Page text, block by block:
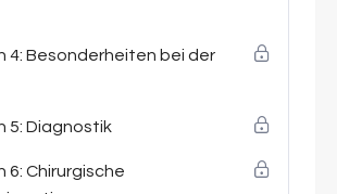
Begleitung
deinem eigenen Tempo lernen
auf einen Blick:
Erklärung von Lymphomen bei
4: Besonderheiten bei der
5: Diagnostik
6: Chirurgische